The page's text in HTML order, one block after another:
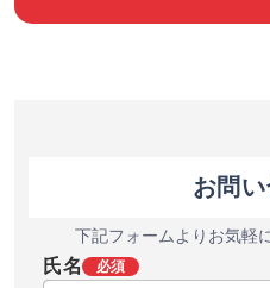
お問
下記フォームよりお気軽
氏名 必須